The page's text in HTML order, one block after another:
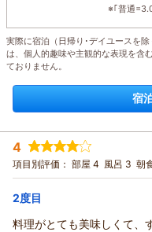
※｢普通
実際に宿泊（日帰り･デイユースを
は、個人的趣味や主観的な表現を含
ておりません。
宿
4
項目別評価： 部屋 4 風呂 3 朝
2度目
料理がとても美味しくて、